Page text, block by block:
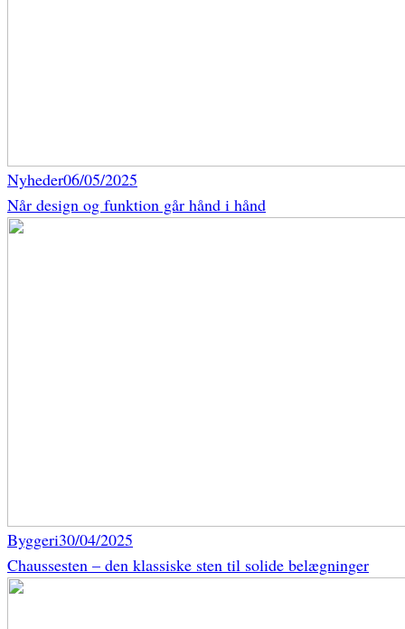
Nyheder06/05/2025
Når design og funktion går hånd i hånd
Byggeri30/04/2025
Chaussesten – den klassiske sten til solide belægninger